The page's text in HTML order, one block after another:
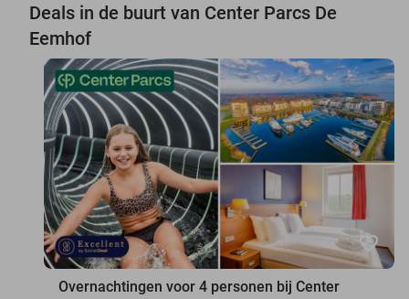
Deals in de buurt van Center Parcs De
Eemhof
favorite_border
Overnachtingen voor 4 personen bij Center